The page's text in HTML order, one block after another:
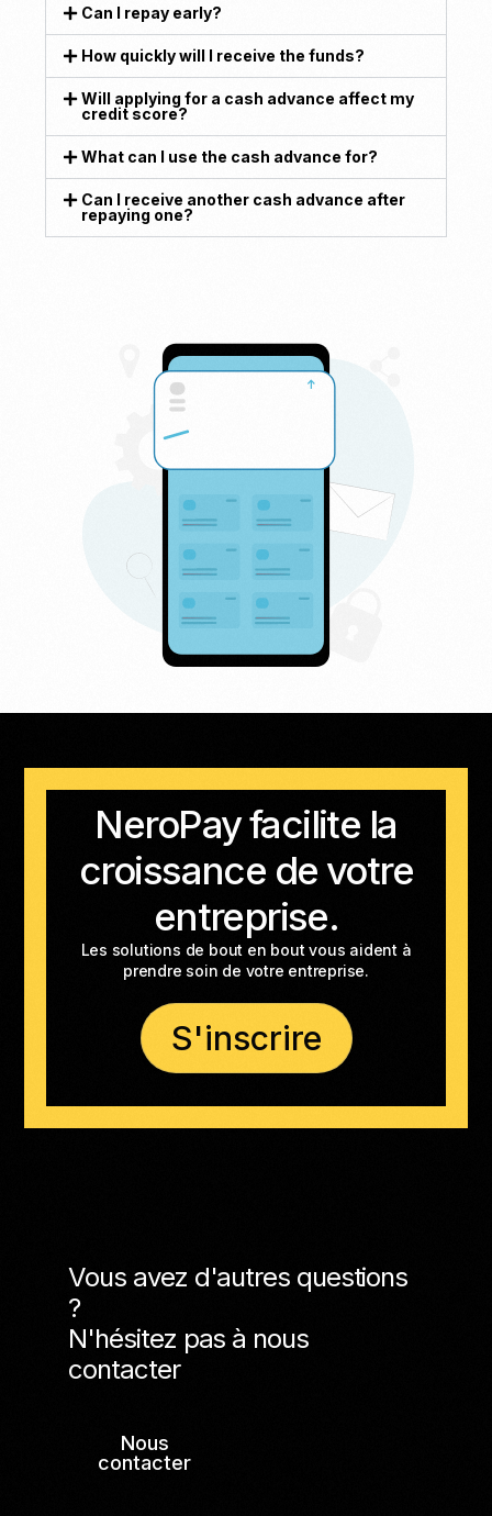
Can I repay early?
How quickly will I receive the funds?
Will applying for a cash advance affect my
credit score?
What can I use the cash advance for?
Can I receive another cash advance after
repaying one?
NeroPay facilite la
croissance de votre
entreprise.
Les solutions de bout en bout vous aident à
prendre soin de votre entreprise.
S'inscrire
Vous avez d'autres questions
?
N'hésitez pas à nous
contacter
Nous
contacter